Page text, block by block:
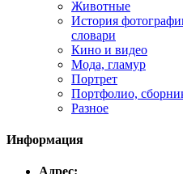
Животные
История
словари
Кино и видео
Мода, гламур
Портрет
Портфолио,
Разное
Информация